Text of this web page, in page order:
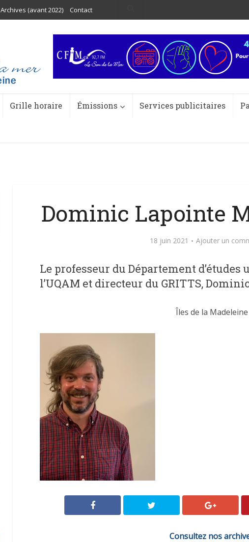
Archives (avant 2022) Contact
Grille horaire Émissions Services publicitaires
Dominic Lapointe
18 juin 2021 Ajouter un
Le professeur du Département
l’UQAM et directeur du GRITTS,
Îles de la Madeleine
Consultez nos